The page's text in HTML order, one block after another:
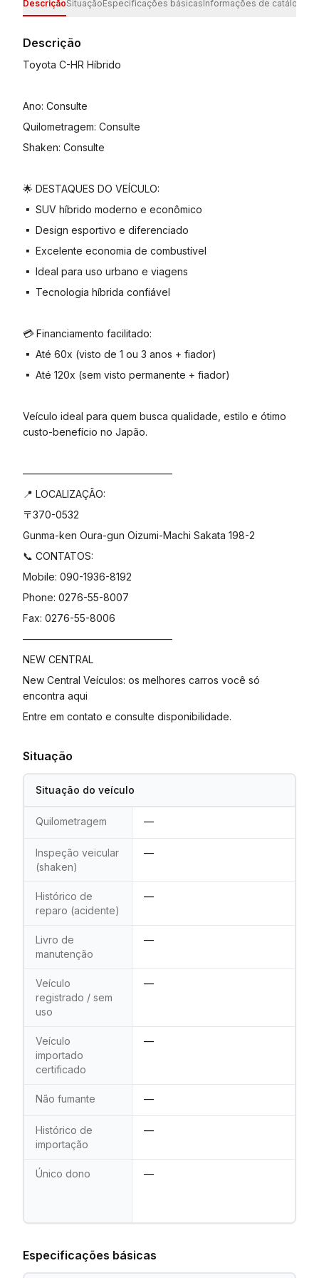
DescriçãoSituação Especificações básicas Informações de catálogo
Descrição
Toyota C-HR Híbrido
Ano: Consulte
Quilometragem: Consulte
Shaken: Consulte
🌟 DESTAQUES DO VEÍCULO:
▪️ SUV híbrido moderno e econômico
▪️ Design esportivo e diferenciado
▪️ Excelente economia de combustível
▪️ Ideal para uso urbano e viagens
▪️ Tecnologia híbrida confiável
💳 Financiamento facilitado:
▪️ Até 60x (visto de 1 ou 3 anos + fiador)
▪️ Até 120x (sem visto permanente + fiador)
Veículo ideal para quem busca qualidade, estilo e ótimo
custo-benefício no Japão.
———————————————
📍 LOCALIZAÇÃO:
〒370-0532
Gunma-ken Oura-gun Oizumi-Machi Sakata 198-2
📞 CONTATOS:
Mobile: 090-1936-8192
Phone: 0276-55-8007
Fax: 0276-55-8006
———————————————
NEW CENTRAL
New Central Veículos: os melhores carros você só
encontra aqui
Entre em contato e consulte disponibilidade.
Situação
Situação do veículo
Quilometragem —
Inspeção veicular
(shaken)
—
Histórico de
reparo (acidente)
—
Livro de
manutenção
—
Veículo
registrado / sem
uso
—
Veículo
importado
certificado
—
Não fumante —
Histórico de
importação
—
Único dono —
Especificações básicas